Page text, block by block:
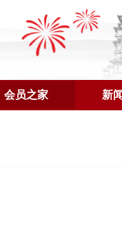
会员之家 新